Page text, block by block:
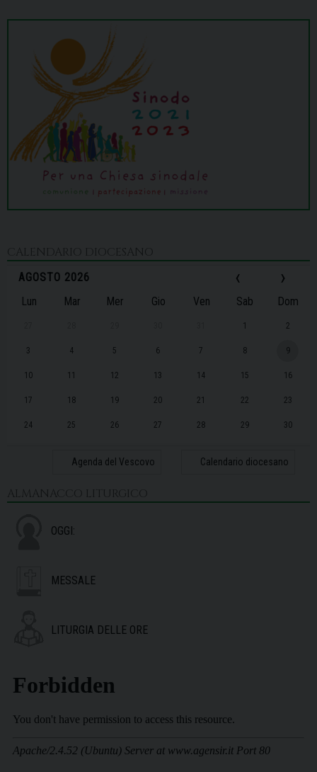
CALENDARIO DIOCESANO
‹
AGOSTO 2026 ›
Lun Mar Mer Gio Ven Sab Dom
1 2
3 4 5 6 7 8 9
10 11 12 13 14 15 16
17 18 19 20 21 22 23
24 25 26 27 28 29 30
Agenda del Vescovo Calendario diocesano
ALMANACCO LITURGICO
OGGI:
MESSALE
LITURGIA DELLE ORE